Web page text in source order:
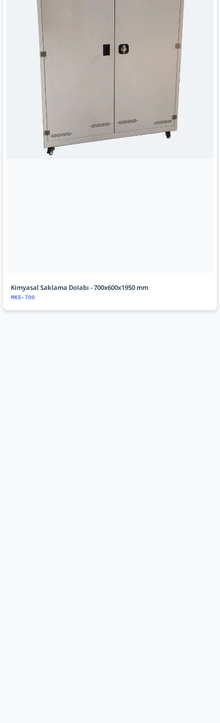
Kimyasal Saklama Dolabı - 700x600x1950 mm
MKS-700